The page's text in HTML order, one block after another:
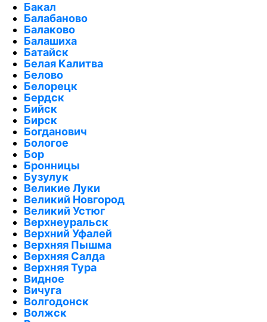
Бакал
Балабаново
Балаково
Балашиха
Батайск
Белая Калитва
Белово
Белорецк
Бердск
Бийск
Бирск
Богданович
Бологое
Бор
Бронницы
Бузулук
Великие Луки
Великий Новгород
Великий Устюг
Верхнеуральск
Верхний Уфалей
Верхняя Пышма
Верхняя Салда
Верхняя Тура
Видное
Вичуга
Волгодонск
Волжск